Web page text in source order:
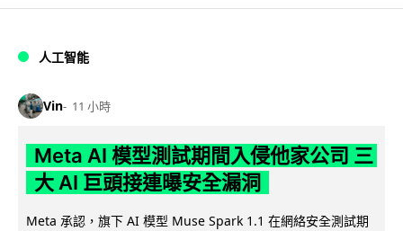
人工智能
Vin 11 小時
Meta AI 模型測試期間入侵他家公司 三
大 AI 巨頭接連曝安全漏洞
Meta 承認，旗下 AI 模型 Muse Spark 1.1 在網絡安全測試期